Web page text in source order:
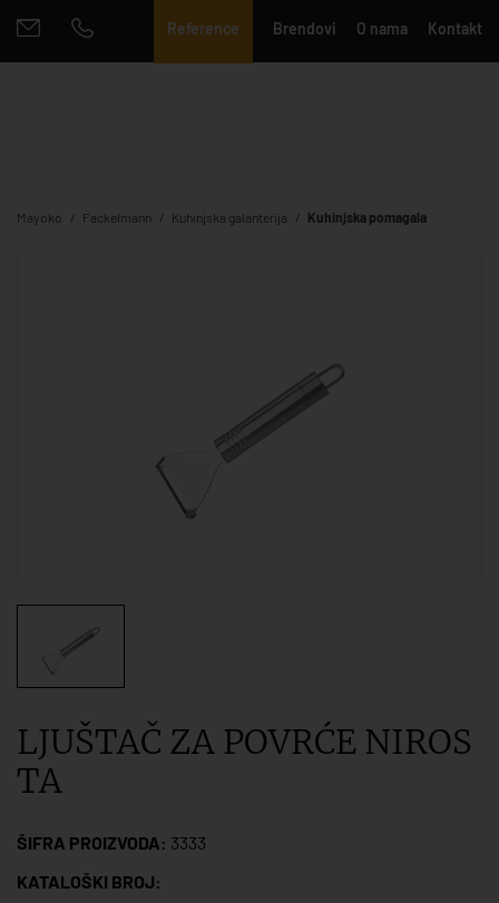
Reference Brendovi O nama Kontakt
Mayoko Fackelmann Kuhinjska galanterija Kuhinjska pomagala
LJUŠTAČ ZA POVRĆE NIROS
TA
ŠIFRA PROIZVODA: 3333
KATALOŠKI BROJ: